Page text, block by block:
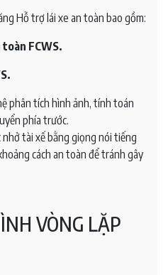
Hỗ trợ lái xe an toàn bao gồm:
toàn FCWS.
phân tích hình ảnh, tính toán
phía trước.
nhở tài xế bằng giọng nói tiếng
cách an toàn để tránh gây
VÒNG LẶP